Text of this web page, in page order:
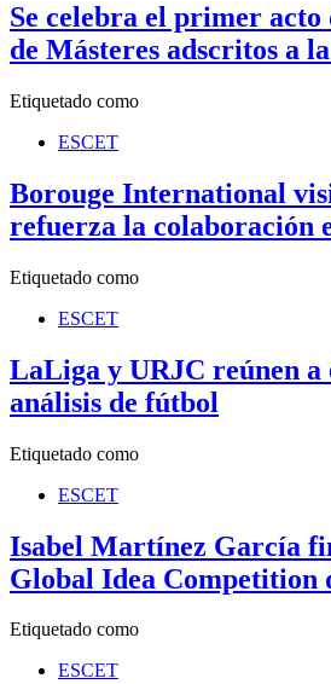
Se celebra el primer acto
de Másteres adscritos a
Etiquetado como
ESCET
Borouge International
refuerza la colaboración
Etiquetado como
ESCET
LaLiga y URJC reúnen a
análisis de fútbol
Etiquetado como
ESCET
Isabel Martínez García
Global Idea Competition
Etiquetado como
ESCET